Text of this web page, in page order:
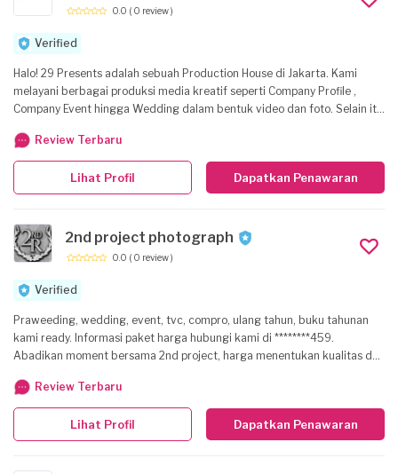
0.0 ( 0 review )
Verified
Halo! 29 Presents adalah sebuah Production House di Jakarta. Kami
melayani berbagai produksi media kreatif seperti Company Profile ,
Company Event hingga Wedding dalam bentuk video dan foto. Selain itu
jasa dekorasi untuk memperdalam suasana dan momen indah yang
diimpikan pada suatu kegiatan. Dengan setiap layanan ini, kami dapat
membantu anda untuk mengabadikan setiap momen terbaik.
Review Terbaru
Dapatkan Penawaran
Lihat Profil
2nd project photograph
0.0 ( 0 review )
Verified
Praweeding, wedding, event, tvc, compro, ulang tahun, buku tahunan
kami ready. Informasi paket harga hubungi kami di ********459.
Abadikan moment bersama 2nd project, harga menentukan kualitas dan
kami berikan akan membuat anda puas!! #salamjepret
Review Terbaru
Dapatkan Penawaran
Lihat Profil